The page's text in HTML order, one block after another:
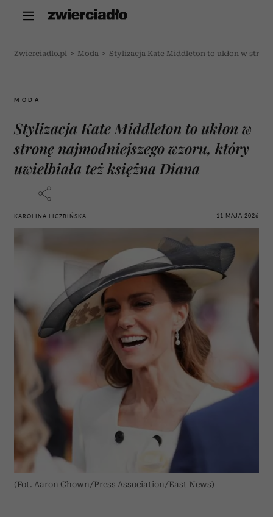
Zwierciadlo.pl > Moda > Stylizacja Kate Middleton to ukłon w
MODA
Stylizacja Kate Middleton to ukłon w
stronę najmodniejszego wzoru, który
uwielbiała też księżna Diana
KAROLINA LICZBIŃSKA 11 MAJA 2026
(Fot. Aaron Chown/Press Association/East News)